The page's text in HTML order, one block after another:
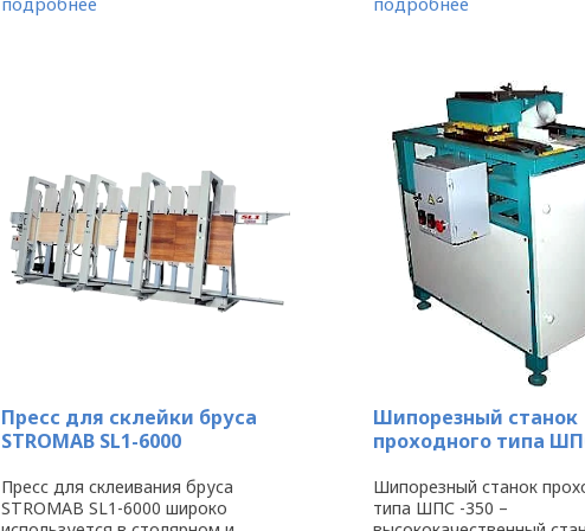
управления на ...
предназначен для
Пресс для склейки бруса
STROMAB SL1-6000
Пресс для склеивания бруса
STROMAB SL1-6000 широко
Шипорезный станок
проходного типа
Шипорезный станок
типа ШПС -350 –